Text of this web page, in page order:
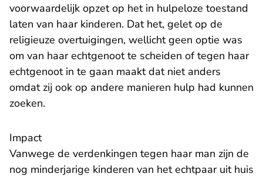
voorwaardelijk opzet op het in hulpeloze toestand
laten van haar kinderen. Dat het, gelet op de
religieuze overtuigingen, wellicht geen optie was
om van haar echtgenoot te scheiden of tegen haar
echtgenoot in te gaan maakt dat niet anders
omdat zij ook op andere manieren hulp had kunnen
zoeken.
Impact
Vanwege de verdenkingen tegen haar man zijn de
nog minderjarige kinderen van het echtpaar uit huis